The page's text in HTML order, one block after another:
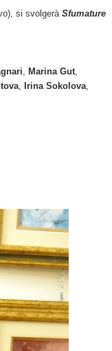
si svolgeràSfumature
, Marina Gut,
, Irina Sokolova,